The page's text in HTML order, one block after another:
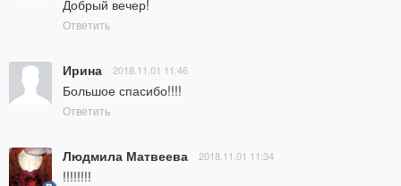
Добрый вечер!
Ответить
Ирина 2018.11.01 11:46
Большое спасибо!!!!
Ответить
Людмила Матвеева 2018.11.01 11:34
!!!!!!!!